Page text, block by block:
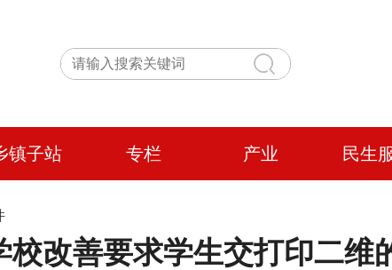
镇子站 专栏 产业 民生
校改善要求学生交打印二维